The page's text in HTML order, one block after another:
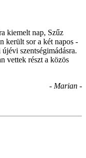
kiemelt nap, Szűz
került sor a két napos -
szentségimádásra.
vettek részt a közös
- Marian -